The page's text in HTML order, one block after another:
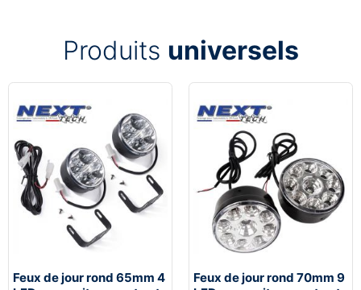
Produits universels
Feux de jour rond 65mm 4
Feux de jour rond 70mm 9